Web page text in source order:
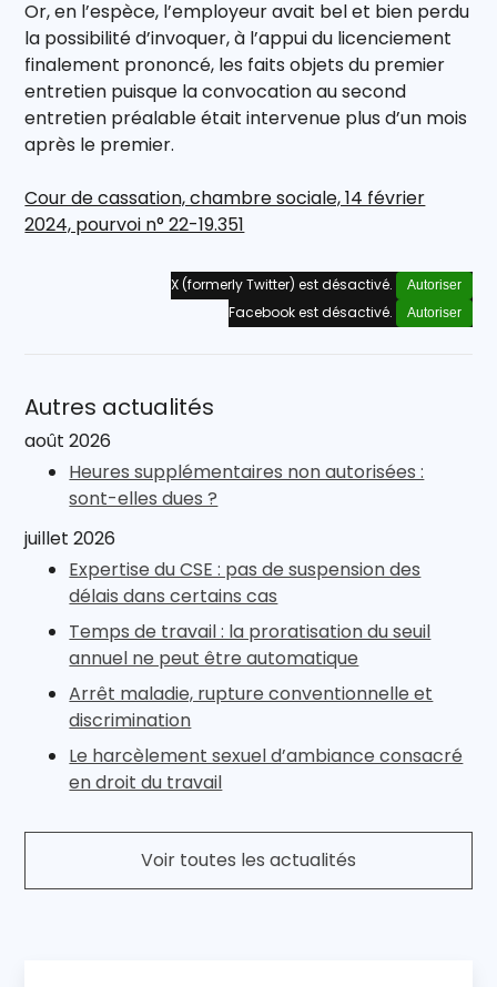
Or, en l’espèce, l’employeur avait bel et bien perdu
la possibilité d’invoquer, à l’appui du licenciement
finalement prononcé, les faits objets du premier
entretien puisque la convocation au second
entretien préalable était intervenue plus d’un mois
après le premier.
Cour de cassation, chambre sociale, 14 février
2024, pourvoi n° 22-19.351
X (formerly Twitter) est désactivé. Autoriser
Facebook est désactivé. Autoriser
Autres actualités
août 2026
Heures supplémentaires non autorisées :
sont-elles dues ?
juillet 2026
Expertise du CSE : pas de suspension des
délais dans certains cas
Temps de travail : la proratisation du seuil
annuel ne peut être automatique
Arrêt maladie, rupture conventionnelle et
discrimination
Le harcèlement sexuel d’ambiance consacré
en droit du travail
Voir toutes les actualités